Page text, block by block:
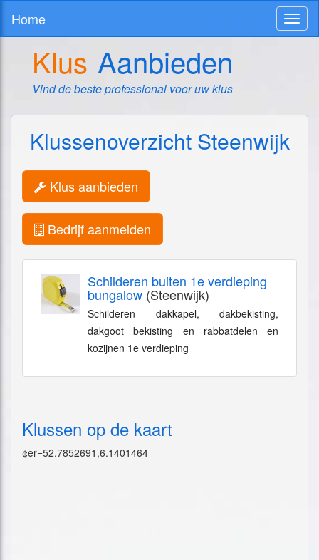
Home
Klus Aanbieden
Vind de beste professional voor uw klus
Klussenoverzicht Steenwijk
Klus aanbieden
Bedrijf aanmelden
Schilderen buiten 1e verdieping
bungalow (Steenwijk)
Schilderen dakkapel, dakbekisting,
dakgoot bekisting en rabbatdelen en
kozijnen 1e verdieping
Klussen op de kaart
¢er=52.7852691,6.1401464